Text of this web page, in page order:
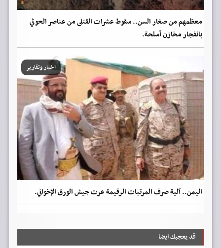
معظمهم من صغار السن.. سقوط عشرات القتلى من عناصر الحوثي
بانفجار مخازن أسلحة.
اخبار وتقارير
اليمن.. آلية صرف المرتبات الرقيمة عرت جيش الورق الإخواني.
قد يعجبك ايضا